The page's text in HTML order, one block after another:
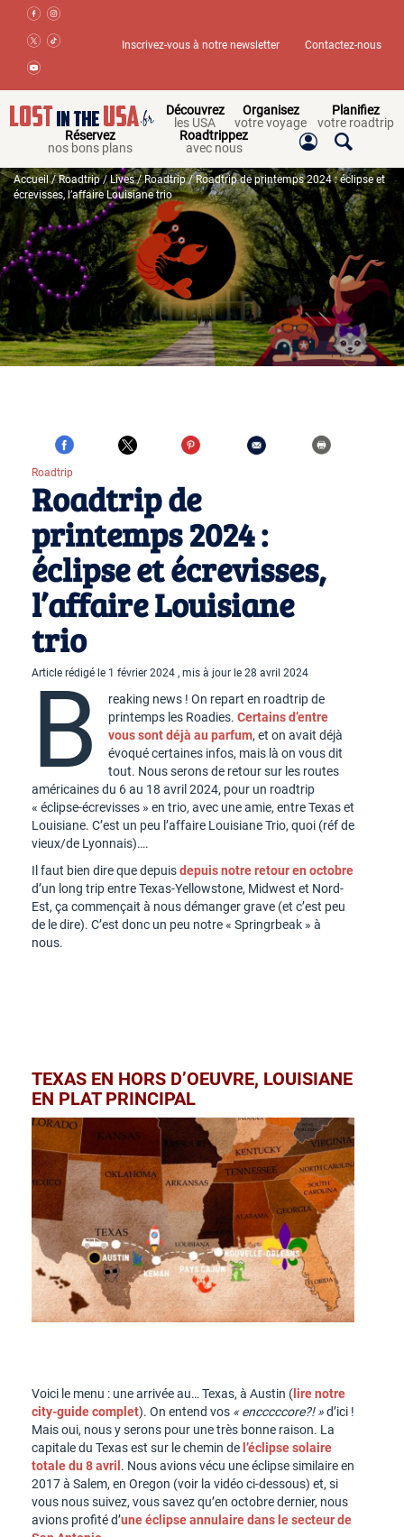
Inscrivez-vous à notre newsletter Contactez-nous
Découvrez
les USA
Organisez
votre voyage
Planifiez
votre roadtrip
Réservez
nos bons plans
Roadtrippez
avec nous
Accueil/Roadtrip/Lives/Roadtrip/ Roadtrip de printemps 2024 : éclipse et
écrevisses, l’affaire Louisiane trio
Roadtrip
Roadtrip de
printemps 2024 :
éclipse et écrevisses,
l’affaire Louisiane
trio
Article rédigé le 1 février 2024 , mis à jour le 28 avril 2024
B
reaking news ! On repart en roadtrip de
printemps les Roadies. Certains d’entre
vous sont déjà au parfum, et on avait déjà
évoqué certaines infos, mais là on vous dit
tout. Nous serons de retour sur les routes
américaines du 6 au 18 avril 2024, pour un roadtrip
« éclipse-écrevisses » en trio, avec une amie, entre Texas et
Louisiane. C’est un peu l’affaire Louisiane Trio, quoi (réf de
vieux/de Lyonnais)….
Il faut bien dire que depuisdepuis notre retour en octobre
d’un long trip entre Texas-Yellowstone, Midwest et Nord-
Est, ça commençait à nous démanger grave (et c’est peu
de le dire). C’est donc un peu notre « Springrbeak » à
nous.
TEXAS EN HORS D’OEUVRE, LOUISIANE
EN PLAT PRINCIPAL
Voici le menu : une arrivée au… Texas, à Austin ( lire notre
city-guide complet). On entend vos « encccccore?! »d’ici !
Mais oui, nous y serons pour une très bonne raison. La
capitale du Texas est sur le chemin de l’éclipse solaire
totale du 8 avril . Nous avions vécu une éclipse similaire en
2017 à Salem, en Oregon (voir la vidéo ci-dessous) et, si
vous nous suivez, vous savez qu’en octobre dernier, nous
avions profité d’une éclipse annulaire dans le secteur de